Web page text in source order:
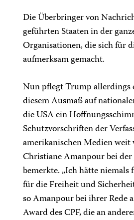
Die Überbringer von
geführten Staaten in der
Organisationen, die sich für
aufmerksam gemacht.
Nun pflegt Trump allerdings
diesem Ausmaß auf
die USA ein
Schutzvorschriften der
amerikanischen Medien
Christiane Amanpour bei
bemerkte. „Ich hätte
für die Freiheit und
so Amanpour bei ihrer Rede
Award des CPF, die an